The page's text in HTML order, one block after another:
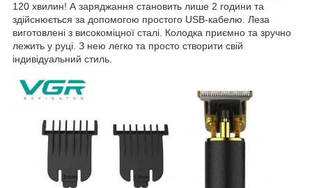
120 хвилин! А заряджання становить лише 2 години та
здійснюється за допомогою простого USB-кабелю. Леза
виготовлені з високоміцної сталі. Колодка приємно та зручно
лежить у руці. З нею легко та просто створити свій
індивідуальний стиль.